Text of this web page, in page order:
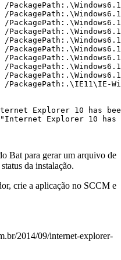
/PackagePath:.\IE11\IE-
"Internet Explorer 10
"Internet Explorer
Bat para gerar um arquivo de
da instalação.
crie a aplicação no SCCM e
2014/09/internet-explorer-